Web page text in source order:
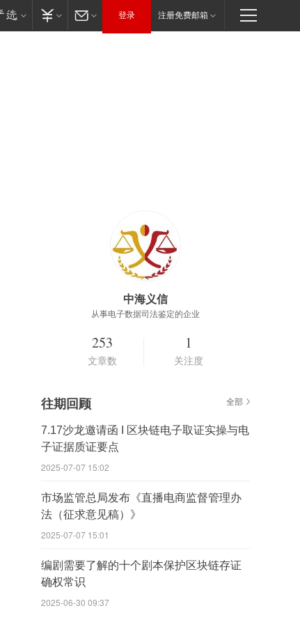
登录 注册免费邮箱
中海义信
从事电子数据司法鉴定的企业
253
文章数
1
关注度
往期回顾 全部
7.17沙龙邀请函 I 区块链电子取证实操与电
子证据质证要点
2025-07-07 15:02
市场监管总局发布《直播电商监督管理办
法（征求意见稿）》
2025-07-07 15:01
编剧需要了解的十个剧本保护区块链存证
确权常识
2025-06-30 09:37